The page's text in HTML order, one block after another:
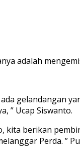
adalah
gelandangan
” Ucap Siswanto.
kita berikan
Perda. ”